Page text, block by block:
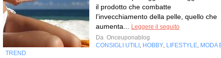
il prodotto che combatte
l’invecchiamento della pelle, quello che
aumenta...
Leggere il seguito
Da Onceuponablog
CONSIGLI UTILI HOBBY LIFESTYLE MODA
TREND